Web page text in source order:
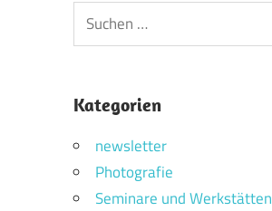
Suchen
nach:
Kategorien
newsletter
Photografie
Seminare und Werkstätten